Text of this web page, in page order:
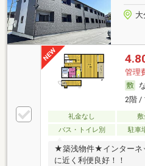
管理
2階 /
礼金なし 敷
バス・トイレ別
駐車
★築浅物件★インターネ
に近く利便良好！！